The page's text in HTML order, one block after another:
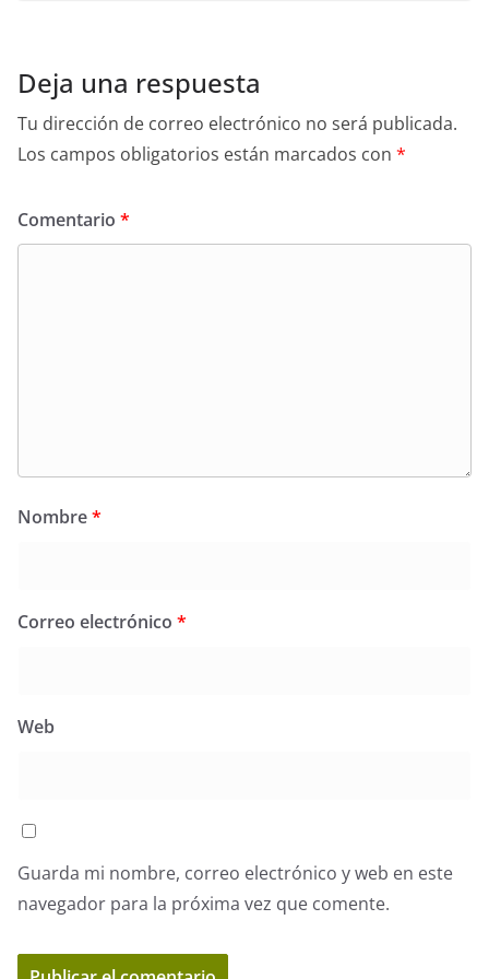
Deja una respuesta
Tu dirección de correo electrónico no será publicada.
Los campos obligatorios están marcados con *
Comentario *
Nombre*
Correo electrónico *
Web
Guarda mi nombre, correo electrónico y web en este
navegador para la próxima vez que comente.